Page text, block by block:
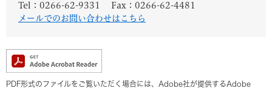
Tel：0266-62-9331
Fax：0266-62-4481
メールでのお問い合わせはこちら
PDF形式のファイルをご覧いただく場合には、Adobe社が提供するAdobe